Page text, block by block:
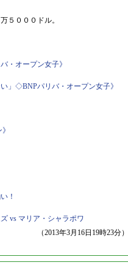
５０００ドル。
・オープン女子》
」◇BNPパリバ・オープン女子》
！
vs マリア・シャラポワ
（2013年3月16日19時23分）